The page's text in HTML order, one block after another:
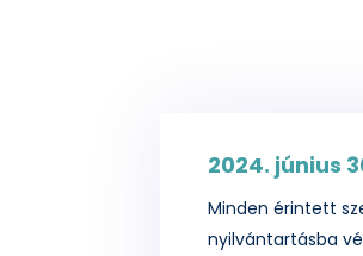
2024. június
Minden érintett
nyilvántartásba